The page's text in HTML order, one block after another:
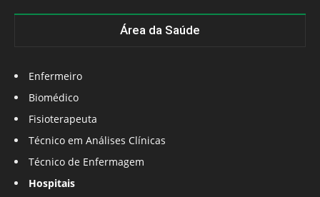
Área da Saúde
Enfermeiro
Biomédico
Fisioterapeuta
Técnico em Análises Clínicas
Técnico de Enfermagem
Hospitais